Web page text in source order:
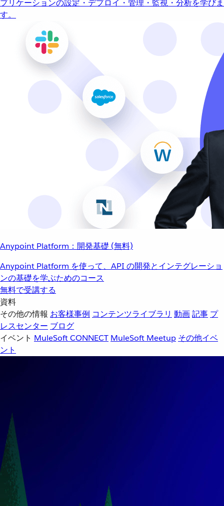
プリケーションの設定・デプロイ・管理・監視・分析を学びま
す。
Anypoint Platform：開発基礎 (無料)
Anypoint Platform を使って、API の開発とインテグレーショ
ンの基礎を学ぶためのコース
無料で受講する
資料
その他の情報 お客様事例 コンテンツライブラリ 動画記事 プ
レスセンター ブログ
イベント MuleSoft CONNECT MuleSoft Meetup その他イベ
ント